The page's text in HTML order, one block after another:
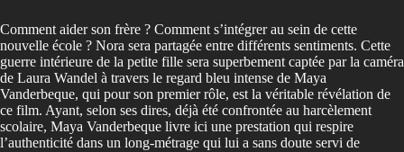
Comment aider son frère ? Comment s’intégrer au sein de cette
nouvelle école ? Nora sera partagée entre différents sentiments. Cette
guerre intérieure de la petite fille sera superbement captée par la caméra
de Laura Wandel à travers le regard bleu intense de Maya
Vanderbeque, qui pour son premier rôle, est la véritable révélation de
ce film. Ayant, selon ses dires, déjà été confrontée au harcèlement
scolaire, Maya Vanderbeque livre ici une prestation qui respire
l’authenticité dans un long-métrage qui lui a sans doute servi de